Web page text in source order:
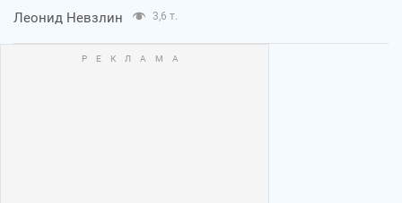
Леонид Невзлин 3,6 т.